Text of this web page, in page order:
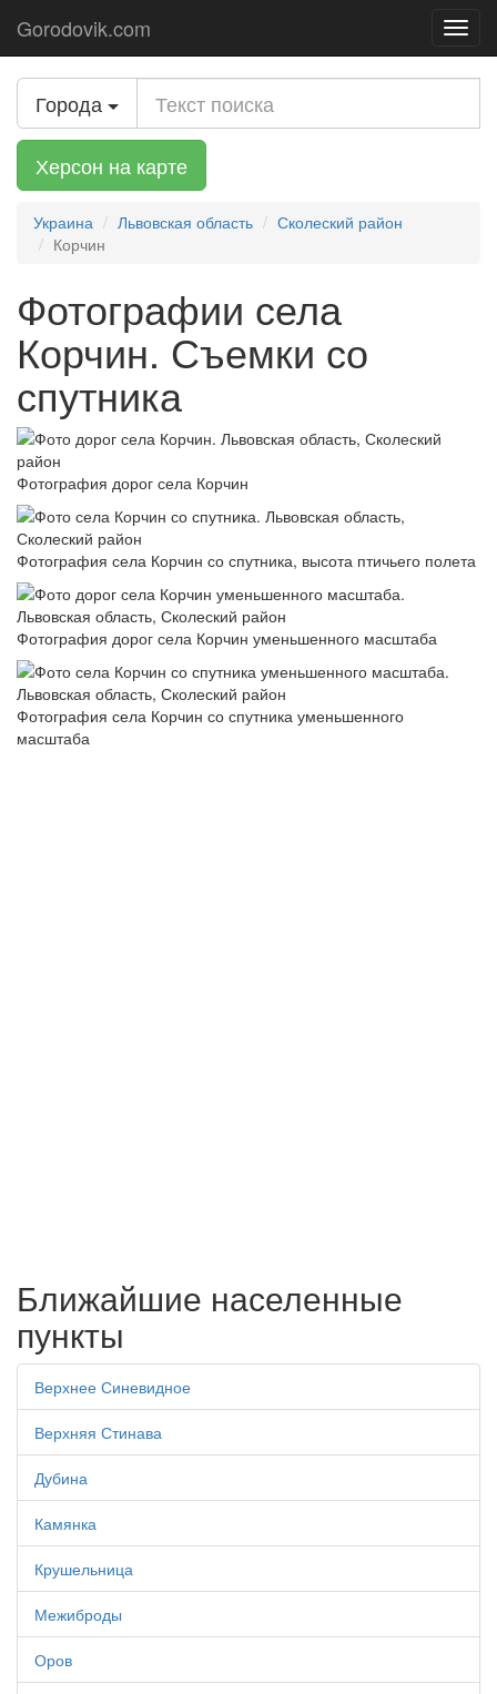
Gorodovik.com
Города
Херсон на карте
Украина Львовская область
Сколеский район
Корчин
Фотографии села
Корчин. Съемки со
спутника
Фотография дорог села Корчин
Фотография села Корчин со спутника, высота птичьего полета
Фотография дорог села Корчин уменьшенного масштаба
Фотография села Корчин со спутника уменьшенного
масштаба
Ближайшие населенные
пункты
Верхнее Синевидное
Верхняя Стинава
Дубина
Камянка
Крушельница
Межиброды
Оров